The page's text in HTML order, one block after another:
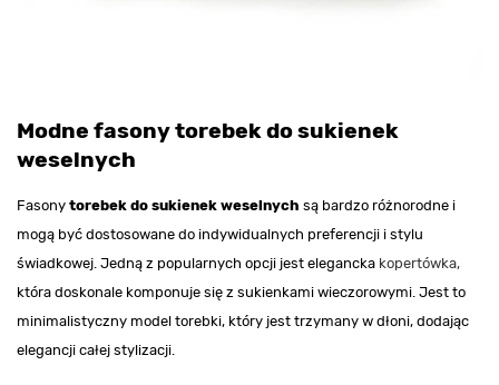
Modne fasony torebek do sukienek
weselnych
Fasony torebek do sukienek weselnych są bardzo różnorodne i
mogą być dostosowane do indywidualnych preferencji i stylu
świadkowej. Jedną z popularnych opcji jest elegancka kopertówka,
która doskonale komponuje się z sukienkami wieczorowymi. Jest to
minimalistyczny model torebki, który jest trzymany w dłoni, dodając
elegancji całej stylizacji.